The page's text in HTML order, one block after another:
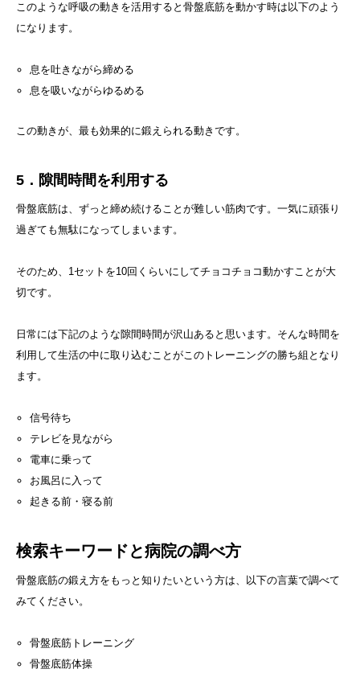
このような呼吸の動きを活用すると骨盤底筋を動かす時は以下のよう
になります。
息を吐きながら締める
息を吸いながらゆるめる
この動きが、最も効果的に鍛えられる動きです。
5．隙間時間を利用する
骨盤底筋は、ずっと締め続けることが難しい筋肉です。一気に頑張り
過ぎても無駄になってしまいます。
そのため、1セットを10回くらいにしてチョコチョコ動かすことが大
切です。
日常には下記のような隙間時間が沢山あると思います。そんな時間を
利用して生活の中に取り込むことがこのトレーニングの勝ち組となり
ます。
信号待ち
テレビを見ながら
電車に乗って
お風呂に入って
起きる前・寝る前
検索キーワードと病院の調べ方
骨盤底筋の鍛え方をもっと知りたいという方は、以下の言葉で調べて
みてください。
骨盤底筋トレーニング
骨盤底筋体操